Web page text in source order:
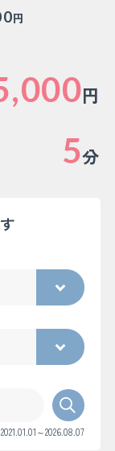
円
円
5分
～2026.08.07